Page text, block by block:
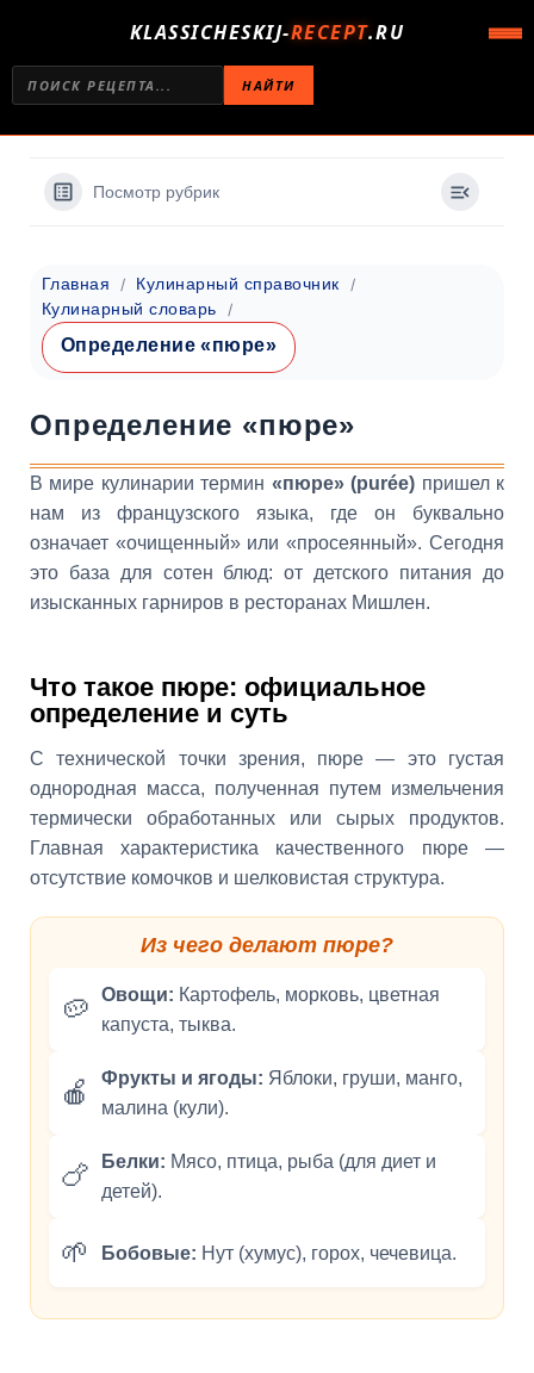
KLASSICHESKIJ-RECEPT.RU
НАЙТИ
Посмотр рубрик
Главная
Кулинарный справочник
Кулинарный словарь
Определение «пюре»
Определение «пюре»
В мире кулинарии термин «пюре» (purée) пришел к
нам из французского языка, где он буквально
означает «очищенный» или «просеянный». Сегодня
это база для сотен блюд: от детского питания до
изысканных гарниров в ресторанах Мишлен.
Что такое пюре: официальное
определение и суть
С технической точки зрения, пюре — это густая
однородная масса, полученная путем измельчения
термически обработанных или сырых продуктов.
Главная характеристика качественного пюре —
отсутствие комочков и шелковистая структура.
Из чего делают пюре?
🥔 Овощи: Картофель, морковь, цветная
капуста, тыква.
🍎 Фрукты и ягоды: Яблоки, груши, манго,
малина (кули).
🍗 Белки: Мясо, птица, рыба (для диет и
детей).
🌱 Бобовые: Нут (хумус), горох, чечевица.